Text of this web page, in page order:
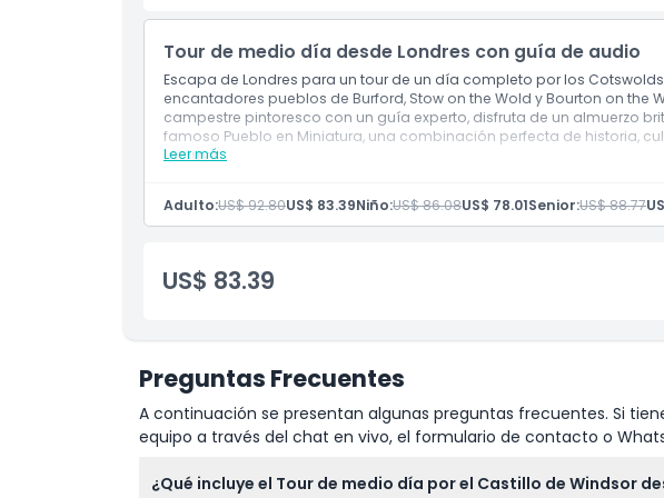
Política de Cancelación
Tour de medio día desde Londres con guía de audio
Escapa de Londres para un tour de un día completo por los
encantadores pueblos de Burford, Stow on the Wold y Bourton on the
campestre pintoresco con un guía experto, disfruta de un almuerzo
famoso Pueblo en Miniatura, una combinación perfecta de historia,
Leer más
Incluye
Comienza tu viaje desde Londres hacia los Cotswolds.
Llega a Burford y admira sus históricas casas de piedra.
Dirígete a Bourton on the Water, conocido por su encanto junto al
Explora el Pueblo en Miniatura, una maqueta detallada de la ciudad.
Adulto:US$ 92.80US$ 83.39Niño:US$ 86.08US$ 78.01Senior:US$ 88.77
US$ 83.39
Preguntas Frecuentes
A continuación se presentan algunas preguntas frecuentes. Si
equipo a través del chat en vivo, el formulario de contacto o
¿Qué incluye el Tour de medio día por el Castillo de Windsor